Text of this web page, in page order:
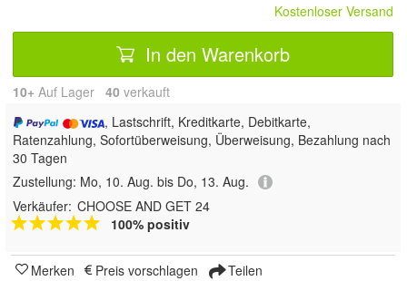
Kostenloser Versand
In den Warenkorb
10+ Auf Lager 40 verkauft
, Lastschrift, Kreditkarte, Debitkarte,
Ratenzahlung, Sofortüberweisung, Überweisung, Bezahlung nach
30 Tagen
Zustellung: Mo, 10. Aug. bis Do, 13. Aug.
Verkäufer: CHOOSE AND GET 24
100% positiv
Merken Preis vorschlagen Teilen